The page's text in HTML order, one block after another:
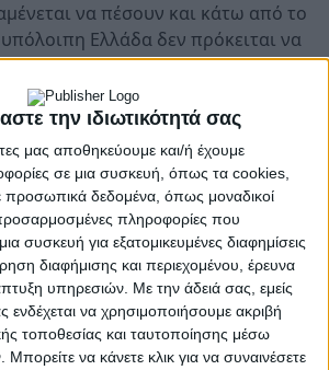
την ιδιωτικότητά σας
μας αποθηκεύουμε και/ή έχουμε
σε μια συσκευή, όπως τα cookies,
προσωπικά δεδομένα, όπως μοναδικοί
πληροφορίες που
συσκευή για εξατομικευμένες διαφημίσεις
διαφήμισης και περιεχομένου, έρευνα
υπηρεσιών. Με την άδειά σας, εμείς
ενδέχεται να χρησιμοποιήσουμε ακριβή
τοποθεσίας και ταυτοποίησης μέσω
να κάνετε κλικ για να συναινέσετε
να πέσουν και κάτω από το
Ελλάδα δεν πρόκειται να
τους 12 βαθμούς
δε, μετά από τις 27 Δεκεμβρίου να
κρύο, αλλά δε θα φύγουν οι κρύες
Ευρώπη, επομένως ο καιρός
και την Πρωτοχρονιά.
ο μετεωρολόγος πως αυτό είναι
γίνει μία βέβαιη πρόγνωση.
Τσατραφύλλια
χαμηλά αναμένεται να φέρουν
23 μέχρι τις 27 Δεκεμβρίου, με